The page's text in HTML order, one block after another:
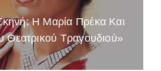
Η Μαρία Πρέκα Και
Θεατρικού Τραγουδιού»